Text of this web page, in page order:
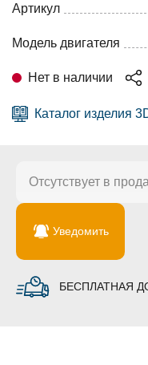
Артикул
Модель двигателя
Нет в наличии
Каталог изделия
Отсутствует в
Уведомить
БЕСПЛАТНАЯ